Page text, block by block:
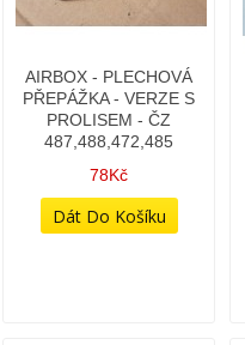
AIRBOX - PLECHOVÁ
PŘEPÁŽKA - VERZE S
PROLISEM - ČZ
487,488,472,485
78Kč